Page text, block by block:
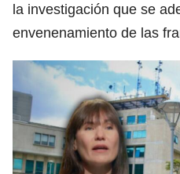
la investigación que se
envenenamiento de las